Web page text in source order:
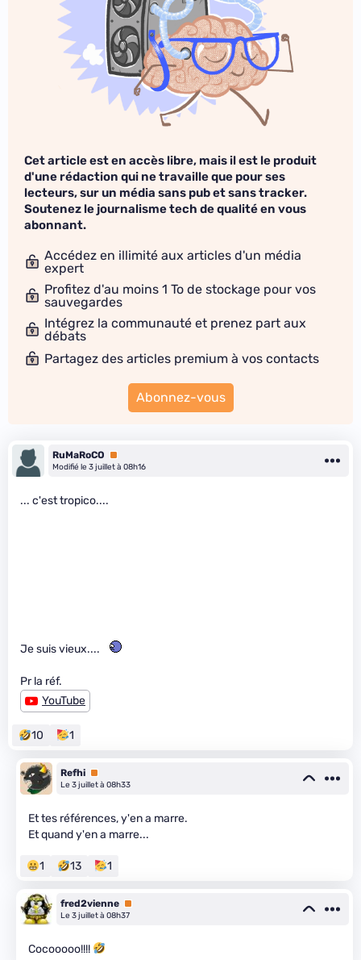
Cet article est en accès libre, mais il est le produit
d'une rédaction qui ne travaille que pour ses
lecteurs, sur un média sans pub et sans tracker.
Soutenez le journalisme tech de qualité en vous
abonnant.
Accédez en illimité aux articles d'un média
expert
Profitez d'au moins 1 To de stockage pour vos
sauvegardes
Intégrez la communauté et prenez part aux
débats
Partagez des articles premium à vos contacts
Abonnez-vous
RuMaRoCO
Premium
Modifié le 3 juillet à 08h16
... c'est tropico....
Je suis vieux....
Pr la réf.
YouTube
10 1
Refhi Premium
Le 3 juillet à 08h33
Et tes références, y'en a marre.
Et quand y'en a marre...
1 13 1
fred2vienne Premium
Le 3 juillet à 08h37
Cocooooo!!!!